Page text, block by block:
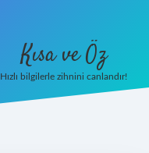
Kısa ve Öz
Hızlı bilgilerle zihnini canlandır!